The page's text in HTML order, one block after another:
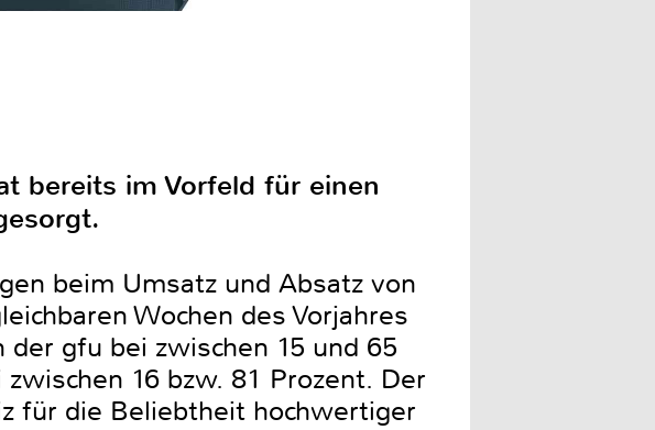
bereits im Vorfeld für einen
beim Umsatz und Absatz von
Wochen des Vorjahres
der gfu bei zwischen 15 und 65
16 bzw. 81 Prozent. Der
für die Beliebtheit hochwertiger